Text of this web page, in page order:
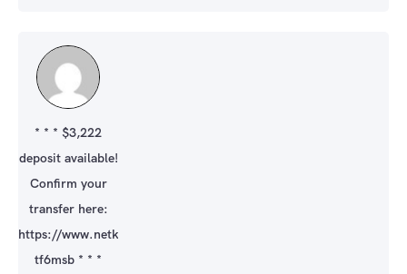
* * * $3,222
deposit available!
Confirm your
transfer here:
https://www.netkimya.com.tr/index.php?
tf6msb * * *